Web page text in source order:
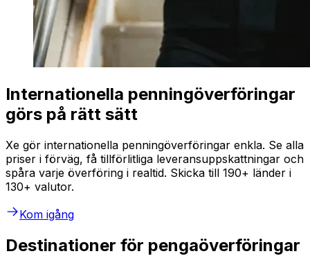
Internationella penningöverföringar
görs på rätt sätt
Xe gör internationella penningöverföringar enkla. Se alla
priser i förväg, få tillförlitliga leveransuppskattningar och
spåra varje överföring i realtid. Skicka till 190+ länder i
130+ valutor.
Kom igång
Destinationer för pengaöverföringar